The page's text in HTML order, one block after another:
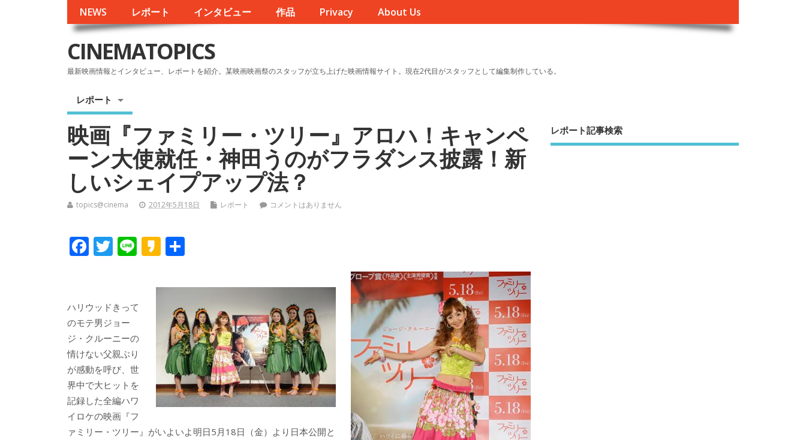
NEWS レポート インタビュー 作品 Privacy About Us
CINEMATOPICS
最新映画情報とインタビュー、レポートを紹介。某映画映画祭のスタッフが立ち上げた映画情報サイト。現在2代目がスタッフとして編集制作している。
レポート
映画『ファミリー・ツリー』アロハ！キャンペ
ーン大使就任・神田うのがフラダンス披露！新
しいシェイプアップ法？
topics@cinema 2012年5月18日 レポート コメントはありません
F
b
o
o
k
T
er
Li K
k
o
ハリウッドきって
のモテ男ジョー
ジ・クルーニーの
情けない父親ぶり
が感動を呼び、世
界中で大ヒットを
記録した全編ハワ
イロケの映画『フ
ァミリー・ツリー』がいよいよ明日5月18日（金）より日本公開と
レポート記事検索